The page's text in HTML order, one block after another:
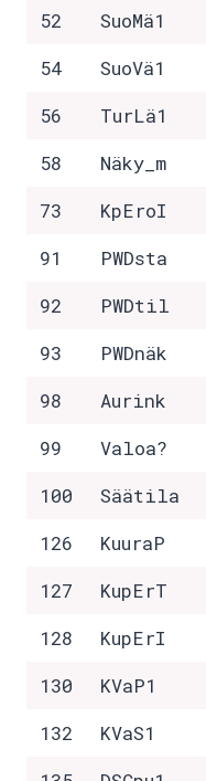
52
SuoMä1
54
SuoVä1
56
TurLä1
58
Näky_m
73
KpEroI
91
PWDsta
92
PWDtil
93
PWDnäk
98
Aurink
99
Valoa?
100
Säätila
126
KuuraP
127
KupErT
128
KupErI
130
KVaP1
132
KVaS1